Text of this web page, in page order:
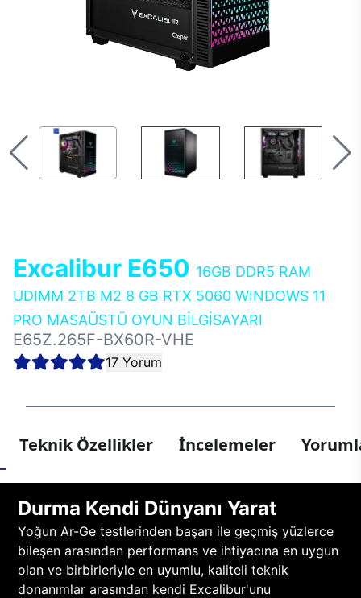
Excalibur E650 16GB DDR5 RAM
UDIMM 2TB M2 8 GB RTX 5060 WINDOWS 11
PRO MASAÜSTÜ OYUN BİLGİSAYARI
E65Z.265F-BX60R-VHE
17 Yorum
Teknik Özellikler İncelemeler
Durma Kendi Dünyanı Yarat
Yoğun Ar-Ge testlerinden başarı ile geçmiş yüzlerce
bileşen arasından performans ve ihtiyacına en uygun
olan ve birbirleriyle en uyumlu, kaliteli teknik
donanımlar arasından kendi Excalibur'unu